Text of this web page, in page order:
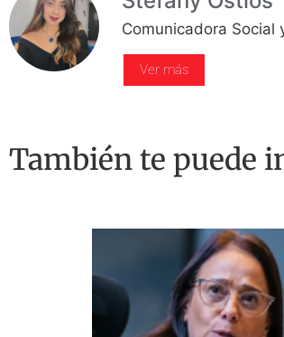
Comunicadora Social
Ver más
También te puede